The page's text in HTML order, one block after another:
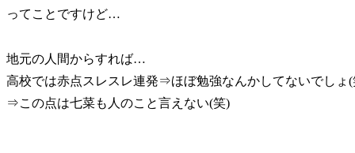
ってことですけど…
地元の人間からすれば…
高校では赤点スレスレ連発⇒ほぼ勉強なんかしてないでしょ(
⇒この点は七菜も人のこと言えない(笑)